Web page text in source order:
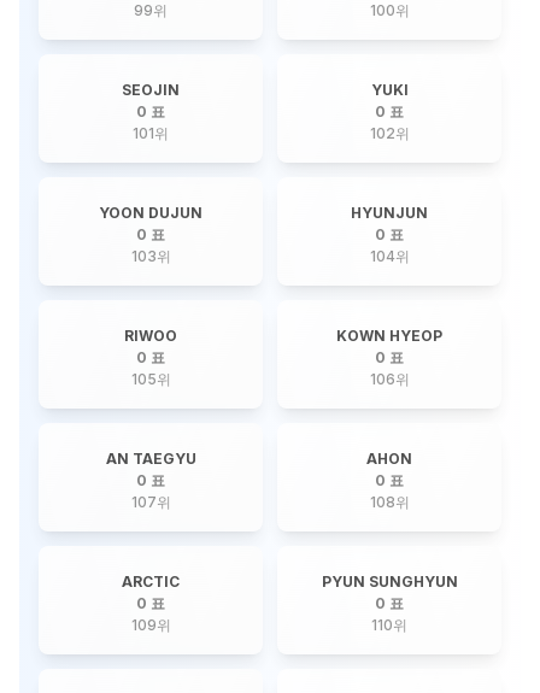
99위
100위
SEOJIN
0 표
101위
YUKI
0 표
102위
YOON DUJUN
0 표
103위
HYUNJUN
0 표
104위
RIWOO
0 표
105위
KOWN HYEOP
0 표
106위
AN TAEGYU
0 표
107위
AHON
0 표
108위
ARCTIC
0 표
109위
PYUN SUNGHYUN
0 표
110위